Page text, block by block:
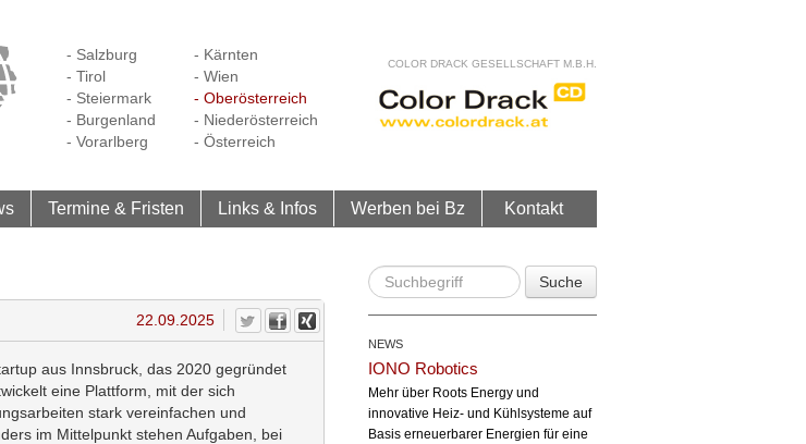
- Salzburg
- Tirol
- Steiermark
- Burgenland
- Vorarlberg
- Kärnten
- Wien
- Oberösterreich
- Niederösterreich
- Österreich
COLOR DRACK GESELLSCHAFT M.B.H.
Termine & Fristen Links & Infos Werben bei Bz Kontakt
22.09.2025
aus Innsbruck, das 2020 gegründet
eine Plattform, mit der sich
stark vereinfachen und
im Mittelpunkt stehen Aufgaben, bei
Suche
NEWS
IONO Robotics
Mehr über Roots Energy und
innovative Heiz- und Kühlsysteme auf
Basis erneuerbarer Energien für eine